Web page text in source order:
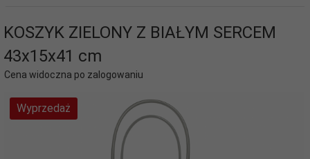
KOSZYK ZIELONY Z BIAŁYM SERCEM
43x15x41 cm
Cena widoczna po zalogowaniu
Wyprzedaż